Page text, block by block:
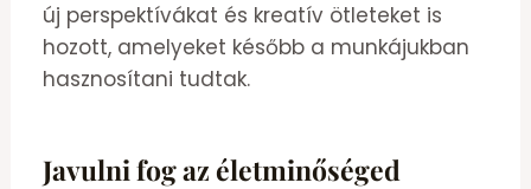
új perspektívákat és kreatív ötleteket is
hozott, amelyeket később a munkájukban
hasznosítani tudtak.
Javulni fog az életminőséged